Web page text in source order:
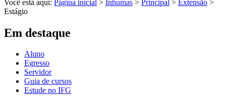
Você está aqui: Página inicial > Inhumas > Principal > Extensão >
Estágio
Em destaque
Aluno
Egresso
Servidor
Guia de cursos
Estude no IFG